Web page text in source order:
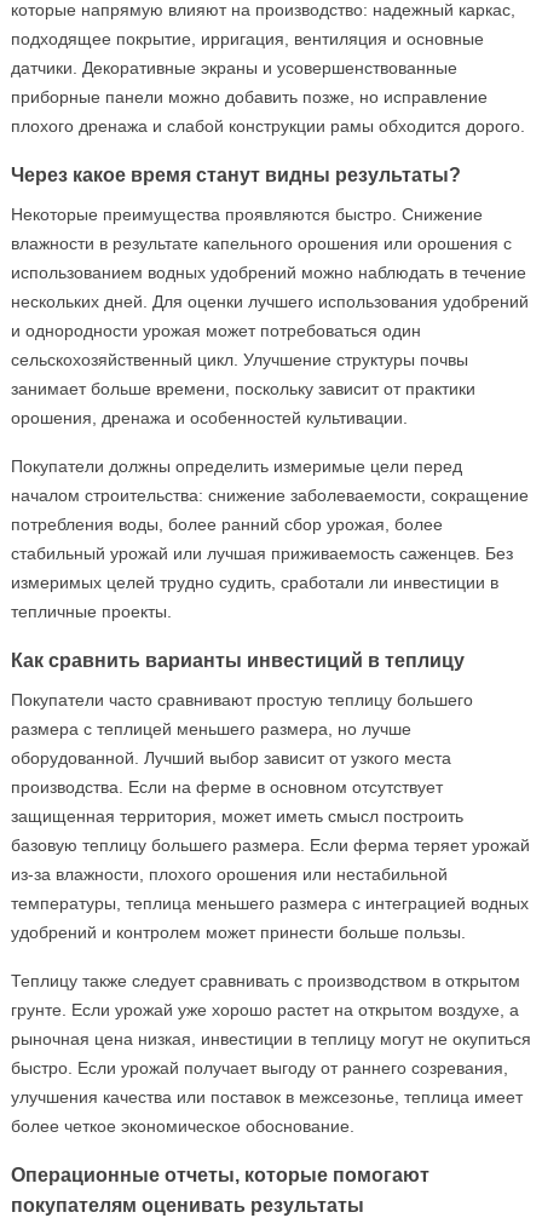
которые напрямую влияют на производство: надежный каркас,
подходящее покрытие, ирригация, вентиляция и основные
датчики. Декоративные экраны и усовершенствованные
приборные панели можно добавить позже, но исправление
плохого дренажа и слабой конструкции рамы обходится дорого.
Через какое время станут видны результаты?
Некоторые преимущества проявляются быстро. Снижение
влажности в результате капельного орошения или орошения с
использованием водных удобрений можно наблюдать в течение
нескольких дней. Для оценки лучшего использования удобрений
и однородности урожая может потребоваться один
сельскохозяйственный цикл. Улучшение структуры почвы
занимает больше времени, поскольку зависит от практики
орошения, дренажа и особенностей культивации.
Покупатели должны определить измеримые цели перед
началом строительства: снижение заболеваемости, сокращение
потребления воды, более ранний сбор урожая, более
стабильный урожай или лучшая приживаемость саженцев. Без
измеримых целей трудно судить, сработали ли инвестиции в
тепличные проекты.
Как сравнить варианты инвестиций в теплицу
Покупатели часто сравнивают простую теплицу большего
размера с теплицей меньшего размера, но лучше
оборудованной. Лучший выбор зависит от узкого места
производства. Если на ферме в основном отсутствует
защищенная территория, может иметь смысл построить
базовую теплицу большего размера. Если ферма теряет урожай
из-за влажности, плохого орошения или нестабильной
температуры, теплица меньшего размера с интеграцией водных
удобрений и контролем может принести больше пользы.
Теплицу также следует сравнивать с производством в открытом
грунте. Если урожай уже хорошо растет на открытом воздухе, а
рыночная цена низкая, инвестиции в теплицу могут не окупиться
быстро. Если урожай получает выгоду от раннего созревания,
улучшения качества или поставок в межсезонье, теплица имеет
более четкое экономическое обоснование.
Операционные отчеты, которые помогают
покупателям оценивать результаты